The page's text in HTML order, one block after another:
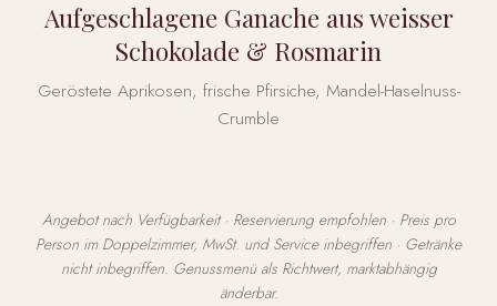
Aufgeschlagene Ganache aus weisser
Schokolade & Rosmarin
Geröstete Aprikosen, frische Pfirsiche, Mandel-Haselnuss-
Crumble
Angebot nach Verfügbarkeit · Reservierung empfohlen · Preis pro
Person im Doppelzimmer, MwSt. und Service inbegriffen · Getränke
nicht inbegriffen. Genussmenü als Richtwert, marktabhängig
änderbar.